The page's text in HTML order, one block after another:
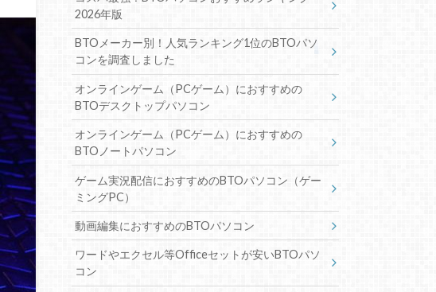
2026年版
BTOメーカー別！人気ランキング1位のBTOパソ
コンを調査しました
オンラインゲーム（PCゲーム）におすすめの
BTOデスクトップパソコン
オンラインゲーム（PCゲーム）におすすめの
BTOノートパソコン
ゲーム実況配信におすすめのBTOパソコン（ゲー
ミングPC）
動画編集におすすめのBTOパソコン
ワードやエクセル等Officeセットが安いBTOパソ
コン